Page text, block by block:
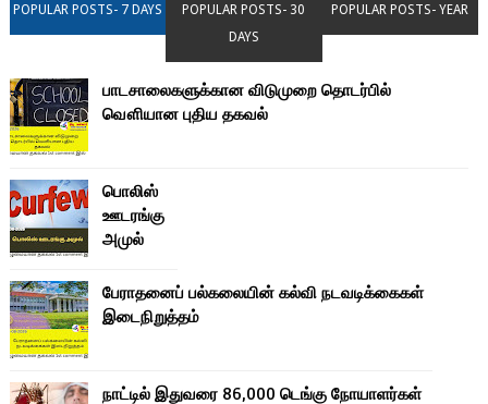
POPULAR POSTS- 7 DAYS
POPULAR POSTS- 30
DAYS
POPULAR POSTS- YEAR
பாடசாலைகளுக்கான விடுமுறை தொடர்பில்
வௌியான புதிய தகவல்
பொலிஸ்
ஊடரங்கு
அமுல்
பேராதனைப் பல்கலையின் கல்வி நடவடிக்கைகள்
இடைநிறுத்தம்
நாட்டில் இதுவரை 86,000 டெங்கு நோயாளர்கள்